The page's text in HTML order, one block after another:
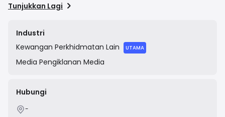
of items, including corporate awards, sports trophies,
both individual and organizational needs through their
online e-commerce platform.
Tunjukkan Lagi
Industri
Kewangan Perkhidmatan Lain UTAMA
Media Pengiklanan Media
Hubungi
-